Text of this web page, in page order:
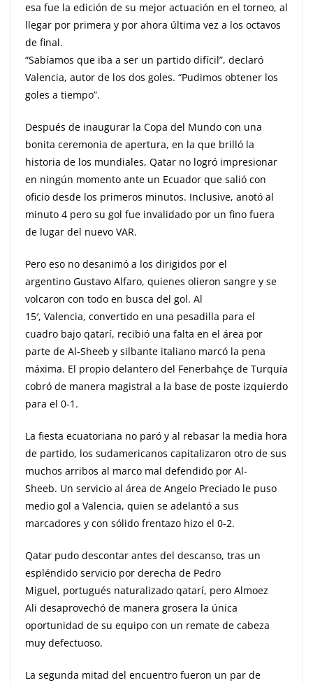
esa fue la edición de su mejor actuación en el torneo, al
llegar por primera y por ahora última vez a los octavos
de final.
“Sabíamos que iba a ser un partido difícil”, declaró
Valencia, autor de los dos goles. “Pudimos obtener los
goles a tiempo”.
Después de inaugurar la Copa del Mundo con una
bonita ceremonia de apertura, en la que brilló la
historia de los mundiales, Qatar no logró impresionar
en ningún momento ante un Ecuador que salió con
oficio desde los primeros minutos. Inclusive, anotó al
minuto 4 pero su gol fue invalidado por un fino fuera
de lugar del nuevo VAR.
Pero eso no desanimó a los dirigidos por el
argentino Gustavo Alfaro, quienes olieron sangre y se
volcaron con todo en busca del gol. Al
15′, Valencia, convertido en una pesadilla para el
cuadro bajo qatarí, recibió una falta en el área por
parte de Al-Sheeb y silbante italiano marcó la pena
máxima. El propio delantero del Fenerbahçe de Turquía
cobró de manera magistral a la base de poste izquierdo
para el 0-1.
La fiesta ecuatoriana no paró y al rebasar la media hora
de partido, los sudamericanos capitalizaron otro de sus
muchos arribos al marco mal defendido por Al-
Sheeb. Un servicio al área de Angelo Preciado le puso
medio gol a Valencia, quien se adelantó a sus
marcadores y con sólido frentazo hizo el 0-2.
Qatar pudo descontar antes del descanso, tras un
espléndido servicio por derecha de Pedro
Miguel, portugués naturalizado qatarí, pero Almoez
Ali desaprovechó de manera grosera la única
oportunidad de su equipo con un remate de cabeza
muy defectuoso.
La segunda mitad del encuentro fueron un par de